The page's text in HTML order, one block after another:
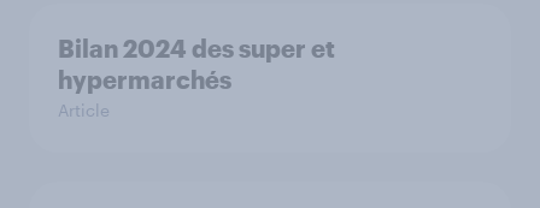
Bilan 2024 des super et
hypermarchés
Article